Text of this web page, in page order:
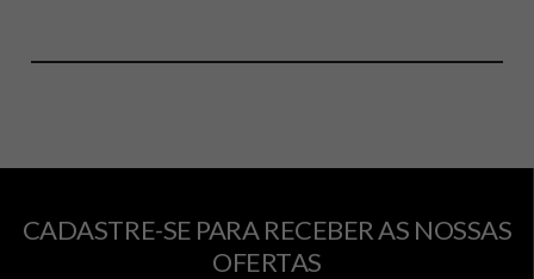
CADASTRE-SE PARA RECEBER AS NOSSAS
OFERTAS